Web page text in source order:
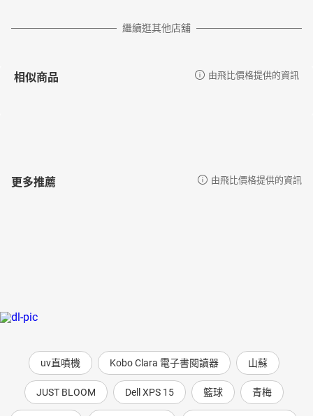
繼續逛其他店舖
相似商品 由飛比價格提供的資訊
更多推薦 由飛比價格提供的資訊
uv直噴機 Kobo Clara 電子書閱讀器 山蘇
JUST BLOOM Dell XPS 15 籃球 青梅